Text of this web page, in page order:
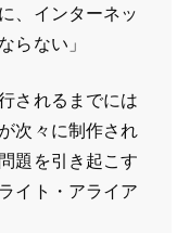
、インターネッ
らない」
されるまでには
次々に制作され
題を引き起こす
イト・アライア